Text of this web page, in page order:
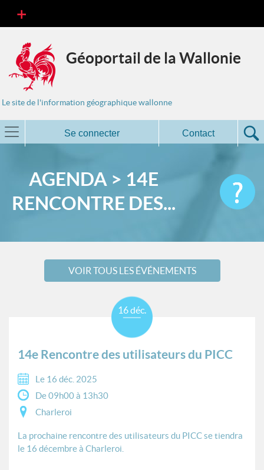
Géoportail de la Wallonie
Le site de l'information géographique wallonne
Se connecter Contact
AGENDA > 14E
RENCONTRE DES...
VOIR TOUS LES ÉVÉNEMENTS
14e Rencontre des utilisateurs du PICC
16 déc.
Le 16 déc. 2025
De 09h00 à 13h30
Charleroi
La prochaine rencontre des utilisateurs du PICC se tiendra
le 16 décembre à Charleroi.